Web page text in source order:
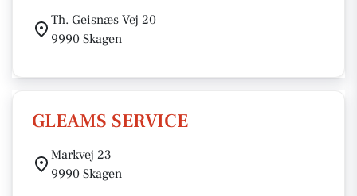
Th. Geisnæs Vej 20
9990 Skagen
GLEAMS SERVICE
Markvej 23
9990 Skagen